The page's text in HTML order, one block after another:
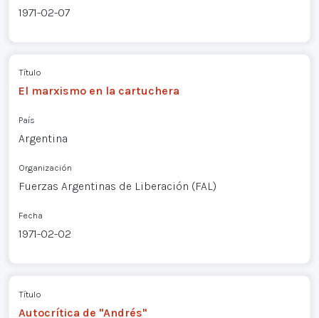
1971-02-07
Título
El marxismo en la cartuchera
País
Argentina
Organización
Fuerzas Argentinas de Liberación (FAL)
Fecha
1971-02-02
Título
Autocrítica de "Andrés"